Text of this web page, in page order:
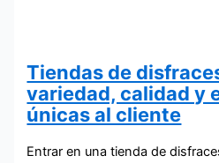
Tiendas de
variedad, calidad y
únicas al cliente
Entrar en una tienda de